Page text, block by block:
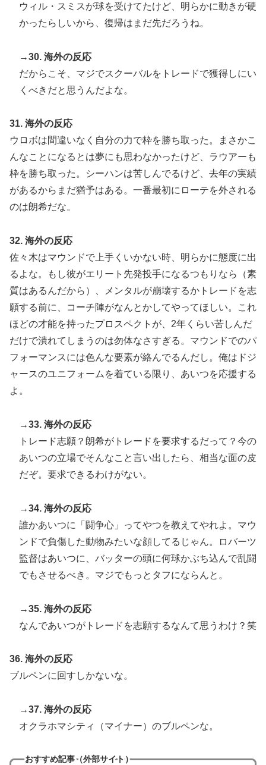
ウィル・スミスが球を受けてたけど、明らかに動きが硬
かったらしいから、復帰はまだ先だろうね。
→30. 海外の反応
だからこそ、マジでスクーバルをトレードで獲得しにい
くべきだと思うんだよな。
31. 海外の反応
ウロボは間違いなく自分の力で枠を勝ち取った。まさかこ
んなことになるとは夢にも思わなかったけど、ラウアーも
枠を勝ち取った。シーハンは苦しんでるけど、去年の実績
があるからまだ猶予はある。一番最初にローテを外される
のは朗希だな。
32. 海外の反応
佐々木はマウンドで上手くいかない時、明らかに態度に出
るよな。もし彼がエリート先発投手になるつもりなら（素
質はあるんだから）、メンタルが崩壊するかトレードを志
願する前に、コーチ陣がなんとかしてやってほしい。これ
ほどの才能を持ったプロスペクトが、2年くらい苦しんだ
だけで潰れてしまうのは勿体なさすぎる。マウンドでのパ
フォーマンスには色んな要素が絡んでるんだし。俺はドジ
ャースのユニフォームを着ている限り、あいつを応援する
よ。
→33. 海外の反応
トレード志願？朗希がトレードを要求するだって？今の
あいつの立場でそんなこと言い出したら、相当な面の皮
だぞ。要求できるわけがない。
→34. 海外の反応
誰かあいつに「闘争心」ってやつを教えてやれよ。マウ
ンドで負傷した動物みたいな顔してるじゃん。ロバーツ
監督はあいつに、バッターの頭に何球かぶち込んで乱闘
でもさせるべき。マジでもっとタフにならんと。
→35. 海外の反応
なんであいつがトレードを志願するなんて思うわけ？笑
36. 海外の反応
ブルペンに回すしかないな。
→37. 海外の反応
オクラホマシティ（マイナー）のブルペンな。
おすすめ記事（外部サイト）